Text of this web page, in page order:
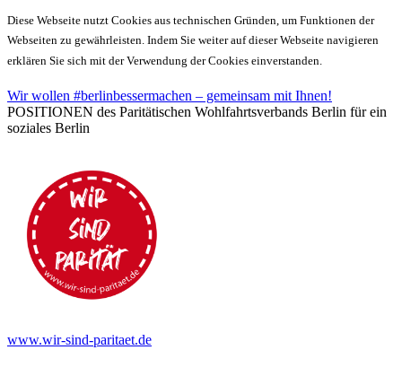
Diese Webseite nutzt Cookies aus technischen Gründen, um Funktionen der
Webseiten zu gewährleisten. Indem Sie weiter auf dieser Webseite navigieren
erklären Sie sich mit der Verwendung der Cookies einverstanden.
Wir wollen #berlinbessermachen – gemeinsam mit Ihnen!
POSITIONEN des Paritätischen Wohlfahrtsverbands Berlin für ein
soziales Berlin
www.wir-sind-paritaet.de